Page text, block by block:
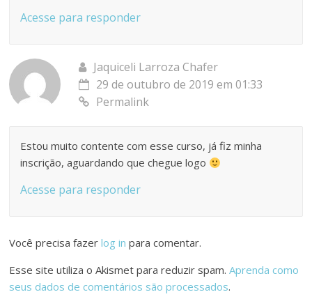
Acesse para responder
Jaquiceli Larroza Chafer
29 de outubro de 2019 em 01:33
Permalink
Estou muito contente com esse curso, já fiz minha
inscrição, aguardando que chegue logo
Acesse para responder
Você precisa fazerlog in para comentar.
Esse site utiliza o Akismet para reduzir spam.Aprenda como
seus dados de comentários são processados.